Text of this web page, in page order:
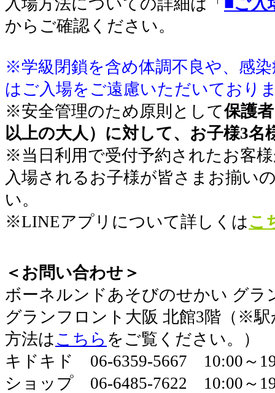
からご確認ください。
※学級閉鎖を含め体調不良や、感
はご入場をご遠慮いただいており
※安全管理のため原則として保護
以上の大人）に対して、お子様3名
※当日利用で受付予約されたお客
入場されるお子様が皆さまお揃い
い。
※LINEアプリについて詳しくは こ
＜お問い合わせ＞
ボーネルンドあそびのせかい グラ
グランフロント大阪 北館3階（※
方法は こちら をご覧ください。）
キドキド 06-6359-5667 10:00～
ショップ 06-6485-7622 10:00～